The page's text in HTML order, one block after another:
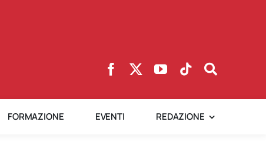
FORMAZIONE EVENTI REDAZIONE